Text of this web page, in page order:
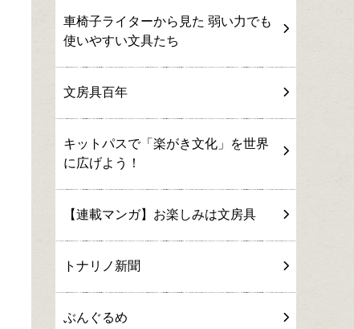
車椅子ライターから見た 弱い力でも
使いやすい文具たち
文房具百年
キットパスで「楽がき文化」を世界
に広げよう！
【連載マンガ】お楽しみは文房具
トナリノ新聞
ぶんぐるめ